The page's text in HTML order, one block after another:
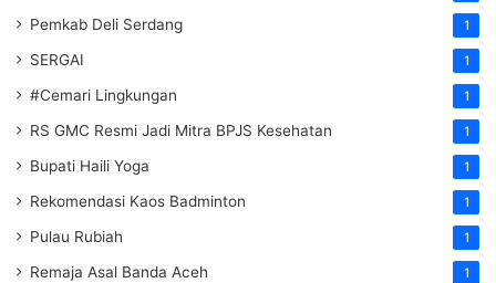
Pemkab Deli Serdang 1
SERGAI 1
#Cemari Lingkungan 1
RS GMC Resmi Jadi Mitra BPJS Kesehatan 1
Bupati Haili Yoga 1
Rekomendasi Kaos Badminton 1
Pulau Rubiah 1
Remaja Asal Banda Aceh 1